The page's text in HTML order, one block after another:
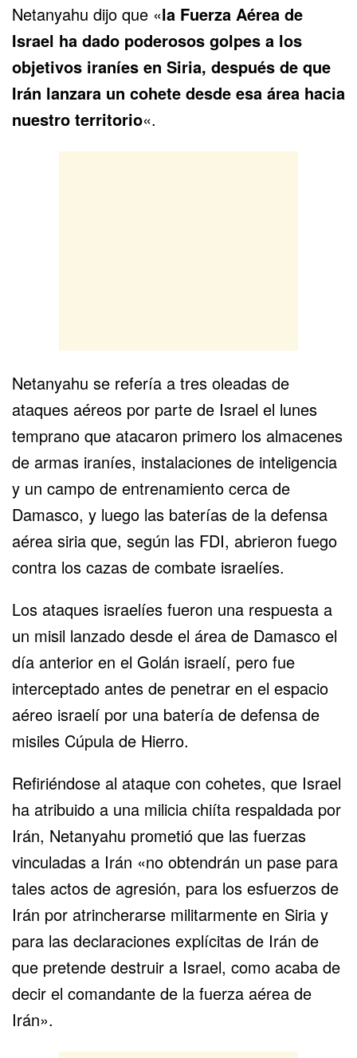
Netanyahu dijo que «la Fuerza Aérea de
Israel ha dado poderosos golpes a los
objetivos iraníes en Siria, después de que
Irán lanzara un cohete desde esa área hacia
nuestro territorio«.
Netanyahu se refería a tres oleadas de
ataques aéreos por parte de Israel el lunes
temprano que atacaron primero los almacenes
de armas iraníes, instalaciones de inteligencia
y un campo de entrenamiento cerca de
Damasco, y luego las baterías de la defensa
aérea siria que, según las FDI, abrieron fuego
contra los cazas de combate israelíes.
Los ataques israelíes fueron una respuesta a
un misil lanzado desde el área de Damasco el
día anterior en el Golán israelí, pero fue
interceptado antes de penetrar en el espacio
aéreo israelí por una batería de defensa de
misiles Cúpula de Hierro.
Refiriéndose al ataque con cohetes, que Israel
ha atribuido a una milicia chiíta respaldada por
Irán, Netanyahu prometió que las fuerzas
vinculadas a Irán «no obtendrán un pase para
tales actos de agresión, para los esfuerzos de
Irán por atrincherarse militarmente en Siria y
para las declaraciones explícitas de Irán de
que pretende destruir a Israel, como acaba de
decir el comandante de la fuerza aérea de
Irán».